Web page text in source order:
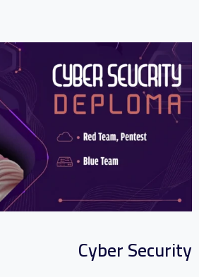
Cyber Security